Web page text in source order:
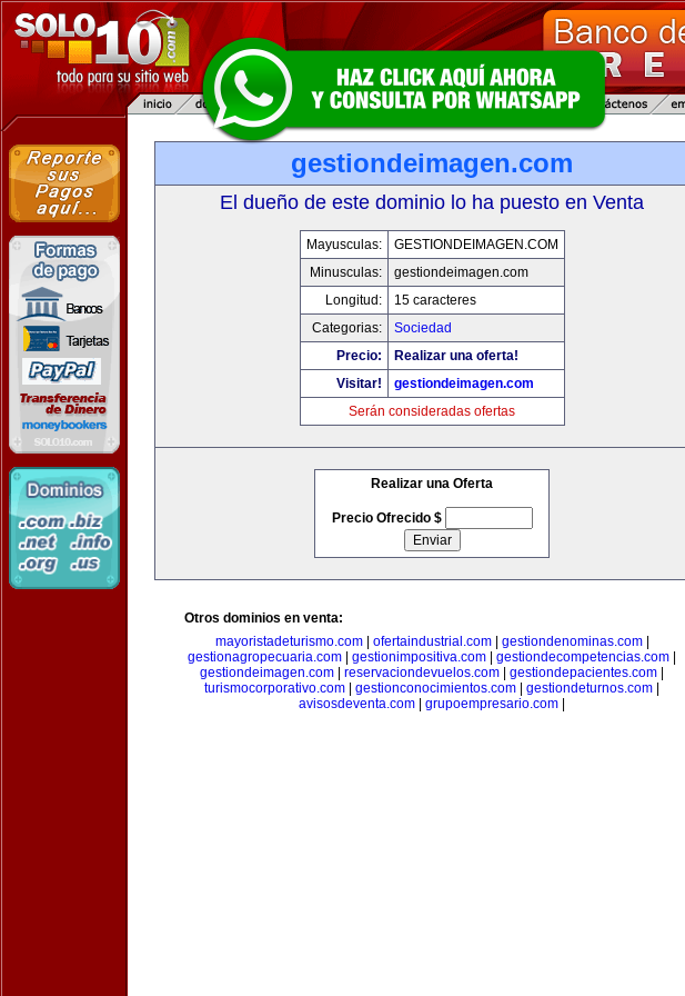
gestiondeimagen.com
El dueño de este dominio lo ha puesto en Venta
Mayusculas:
GESTIONDEIMAGEN.COM
Minusculas:
gestiondeimagen.com
Longitud:
15 caracteres
Categorias:
Sociedad
Precio:
Realizar una oferta!
Visitar!
gestiondeimagen.com
Serán consideradas ofertas
Realizar una Oferta
Precio Ofrecido $
Otros dominios en venta:
mayoristadeturismo.com| ofertaindustrial.com| gestiondenominas.com|
gestionagropecuaria.com
gestionimpositiva.com gestiondecompetencias.com
gestiondeimagen.com
reservaciondevuelos.com gestiondepacientes.com
turismocorporativo.com
gestionconocimientos.com gestiondeturnos.com
avisosdeventa.com
grupoempresario.com